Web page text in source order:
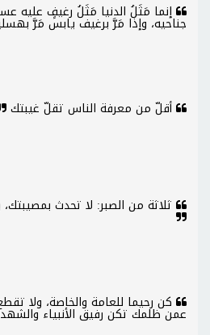
إنما مَثَلُ الدنيا مَثَلُ رغيفٍ عليه
جناحيه، وإذا مَرَّ برغيف يابس مَرَّ
أقلّ من معرفة الناس تقلّ غيبتك
ثلاثة من الصبر: لا تحدث
كن رحيما للعامة والخاصة، ولا
عمن ظلمك تكن رفيق الأنبياء